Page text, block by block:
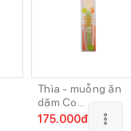
Thìa - muỗng ăn
dặm Co...
175.000đ